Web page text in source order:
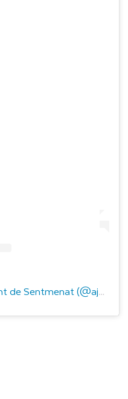
A post shared by Ajuntament de Sentmenat (@ajsentmenat)